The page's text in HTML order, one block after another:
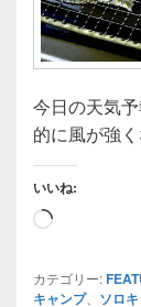
今日の天気
的に風が強
いいね:
読
込
カテゴリー:
キャンプ、 ソロ